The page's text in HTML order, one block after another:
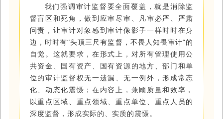
我们强调审计监督要全面覆盖，就是消除监
督盲区和死角，做到应审尽审、凡审必严、严肃
问责，让审计对象感到审计像影子一样时时在身
边，时时有“头顶三尺有监督，不畏人知畏审计”的
自觉。这就要求，在形式上，对所有管理使用公
共资金、国有资产、国有资源的地方、部门和单
位的审计监督权无一遗漏、无一例外，形成常态
化、动态化震慑；在内容上，兼顾质量和效率，
以重点区域、重点领域、重点单位、重点人员的
深度监督，形成实际的、实质的震慑。